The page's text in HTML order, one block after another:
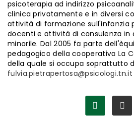
psicoterapia ad indirizzo
clinica privatamente e in diversi
attività di formazione sull'infanzia
docenti e attività di consulenza in
minorile. Dal 2005 fa parte
pedagogico della cooperativa La
della quale si occupa soprattutto
fulvia.pietrapertosa@psicologi.tn.it